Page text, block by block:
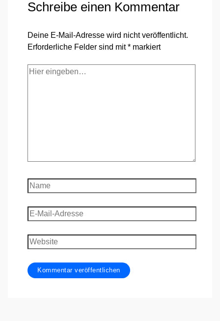
Schreibe einen Kommentar
Deine E-Mail-Adresse wird nicht veröffentlicht.
Erforderliche Felder sind mit* markiert
Hier
Name
E-
Mail-
Adresse
Website